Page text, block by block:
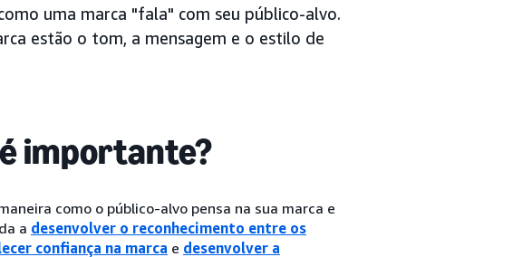
uma marca "fala" com seu público-alvo.
estão o tom, a mensagem e o estilo de
importante?
como o público-alvo pensa na sua marca e
a desenvolver o reconhecimento entre os
confiança na marca e desenvolver a